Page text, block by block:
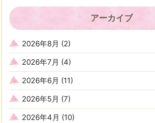
アーカイブ
2026年8月 (2)
2026年7月 (4)
2026年6月 (11)
2026年5月 (7)
2026年4月 (10)